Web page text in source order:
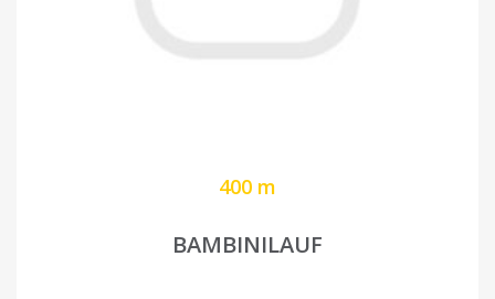
400 m
BAMBINILAUF